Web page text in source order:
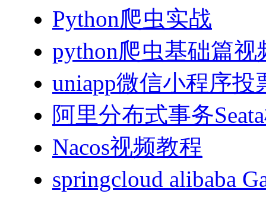
Python爬虫实战
python爬虫基础篇视
uniapp微信小程序投
阿里分布式事务
Nacos视频教程
springcloud alibaba